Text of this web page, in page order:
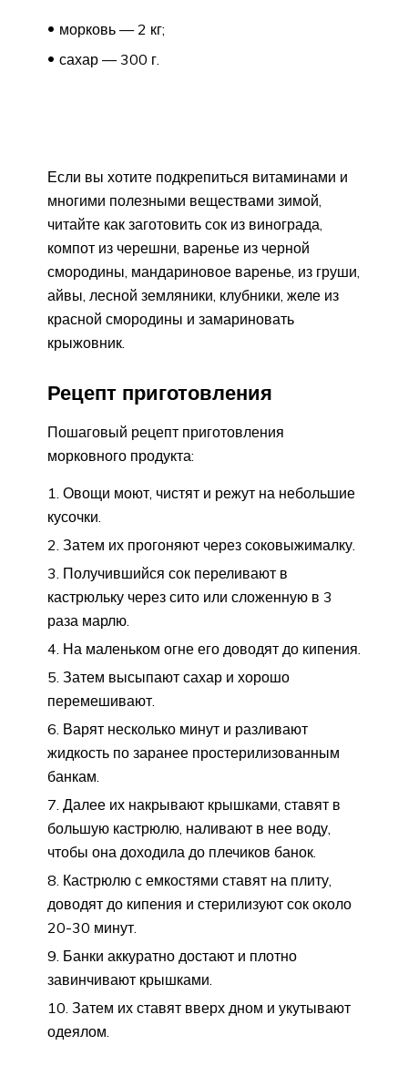
морковь — 2 кг;
сахар — 300 г.
Если вы хотите подкрепиться витаминами и
многими полезными веществами зимой,
читайте как заготовить сок из винограда,
компот из черешни, варенье из черной
смородины, мандариновое варенье, из груши,
айвы, лесной земляники, клубники, желе из
красной смородины и замариновать
крыжовник.
Рецепт приготовления
Пошаговый рецепт приготовления
морковного продукта:
Овощи моют, чистят и режут на небольшие
кусочки.
Затем их прогоняют через соковыжималку.
Получившийся сок переливают в
кастрюльку через сито или сложенную в 3
раза марлю.
На маленьком огне его доводят до кипения.
Затем высыпают сахар и хорошо
перемешивают.
Варят несколько минут и разливают
жидкость по заранее простерилизованным
банкам.
Далее их накрывают крышками, ставят в
большую кастрюлю, наливают в нее воду,
чтобы она доходила до плечиков банок.
Кастрюлю с емкостями ставят на плиту,
доводят до кипения и стерилизуют сок около
20-30 минут.
Банки аккуратно достают и плотно
завинчивают крышками.
Затем их ставят вверх дном и укутывают
одеялом.